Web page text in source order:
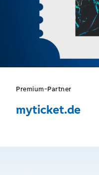
Premium-Partner
myticket.de